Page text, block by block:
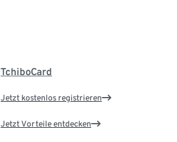
TchiboCard
Jetzt kostenlos registrieren
Jetzt Vorteile entdecken